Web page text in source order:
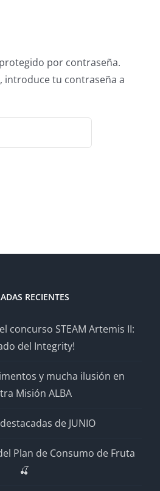
por contraseña.
introduce tu contraseña a
RECIENTES
concurso STEAM Artemis II:
del Integrity!
y mucha ilusión en
Misión ALBA
de JUNIO
Plan de Consumo de Fruta
🍒